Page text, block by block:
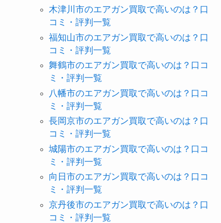
木津川市のエアガン買取で高いのは？口
コミ・評判一覧
福知山市のエアガン買取で高いのは？口
コミ・評判一覧
舞鶴市のエアガン買取で高いのは？口コ
ミ・評判一覧
八幡市のエアガン買取で高いのは？口コ
ミ・評判一覧
長岡京市のエアガン買取で高いのは？口
コミ・評判一覧
城陽市のエアガン買取で高いのは？口コ
ミ・評判一覧
向日市のエアガン買取で高いのは？口コ
ミ・評判一覧
京丹後市のエアガン買取で高いのは？口
コミ・評判一覧